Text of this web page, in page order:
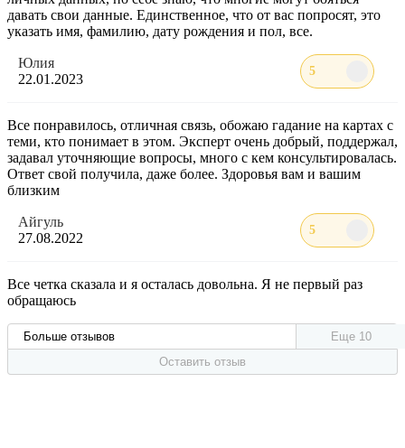
давать свои данные. Единственное, что от вас попросят, это
указать имя, фамилию, дату рождения и пол, все.
Юлия
22.01.2023
5
Все понравилось, отличная связь, обожаю гадание на картах с
теми, кто понимает в этом. Эксперт очень добрый, поддержал,
задавал уточняющие вопросы, много с кем консультировалась.
Ответ свой получила, даже более. Здоровья вам и вашим
близким
Айгуль
27.08.2022
5
Все четка сказала и я осталась довольна. Я не первый раз
обращаюсь
Больше отзывов
Еще 10
Оставить отзыв